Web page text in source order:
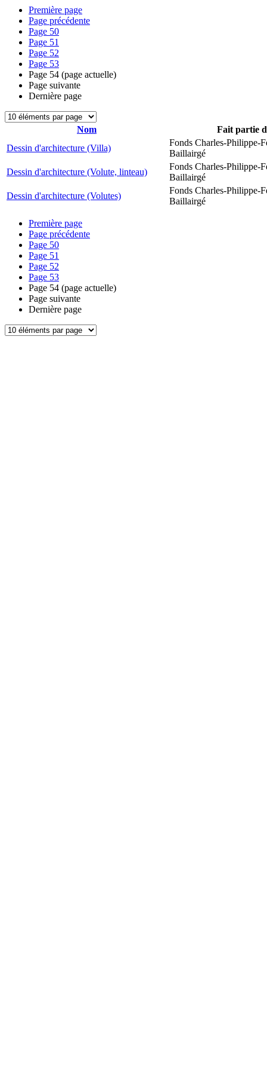
Première page
Page précédente
Page 50
Page 51
Page 52
Page 53
Page 54 (page actuelle)
Page suivante
Dernière page
Nom
Fait partie
Dessin d'architecture (Villa)
Fonds Charles-Philippe-
Baillairgé
Dessin d'architecture (Volute, linteau)
Fonds Charles-Philippe-
Baillairgé
Dessin d'architecture (Volutes)
Fonds Charles-Philippe-
Baillairgé
Première page
Page précédente
Page 50
Page 51
Page 52
Page 53
Page 54 (page actuelle)
Page suivante
Dernière page